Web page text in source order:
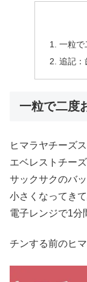
一粒で
追記：
一粒で二度
ヒマラヤチーズ
エベレストチー
サックサクのバ
小さくなってき
電子レンジで1分
チンする前のヒ